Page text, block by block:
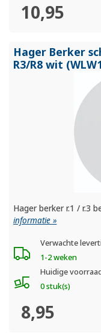
10,95
Hager Berker
R3/R8 wit
Hager berker r.1 / r.3
informatie »
Verwachte
1-2 weken
Huidige
0 stuk(s)
8,95